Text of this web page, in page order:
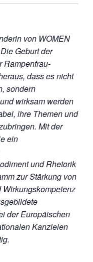
von WOMEN
Geburt der
Rampenfrau-
dass es nicht
sondern
wirksam werden
ihre Themen und
Mit der
ein
und Rhetorik
zur Stärkung von
der Europäischen
Kanzleien